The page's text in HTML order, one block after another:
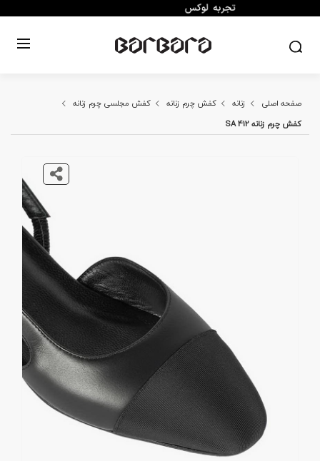
صفحه اصلی زنانه کفش چرم زنانه
کفش مجلسی چرم زنانه
کفش چرم زنانه SA 412